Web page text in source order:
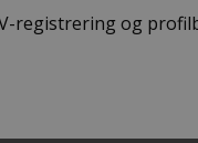
registrering og